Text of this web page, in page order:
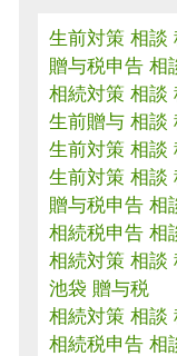
生前対策 相談
贈与税申告 相
相続対策 相談
生前贈与 相談
生前対策 相談
生前対策 相談
贈与税申告 相
相続税申告 相
相続対策 相談
池袋 贈与税
相続対策 相談
相続税申告 相